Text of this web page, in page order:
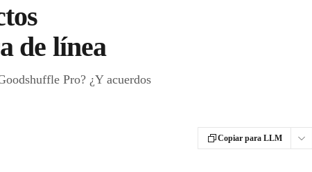
de línea
Pro? ¿Y acuerdos
Copiar para LLM